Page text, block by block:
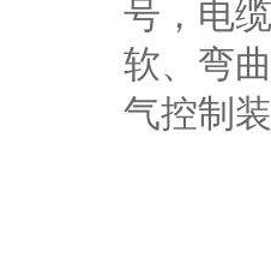
号，电
软、弯
气控制